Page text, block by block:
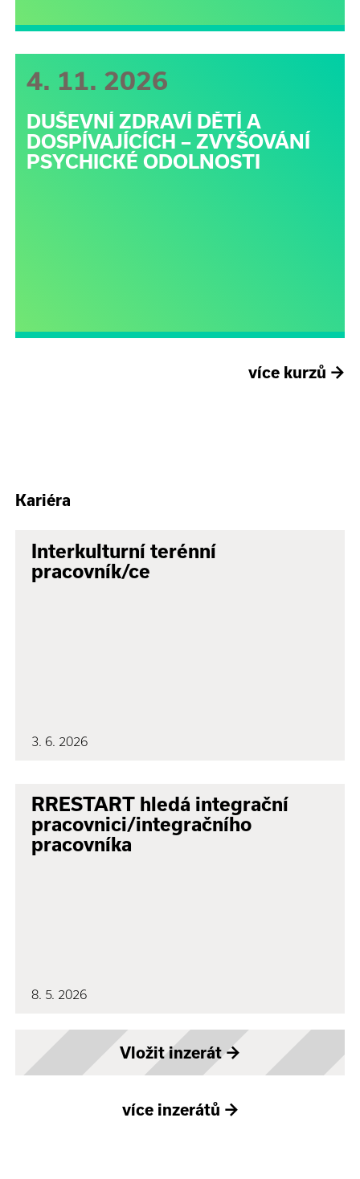
4. 11. 2026
DUŠEVNÍ ZDRAVÍ DĚTÍ A
DOSPÍVAJÍCÍCH – ZVYŠOVÁNÍ
PSYCHICKÉ ODOLNOSTI
více kurzů →
Kariéra
Interkulturní terénní
pracovník/ce
3. 6. 2026
RRESTART hledá integrační
pracovnici/integračního
pracovníka
8. 5. 2026
Vložit inzerát→
více inzerátů →